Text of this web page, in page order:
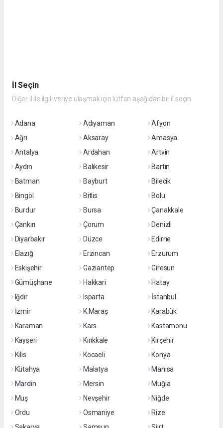
İl Seçin
Diğer il ile ilgili veriye ulaşmak için lütfen aşağıdan bir il seçin
Adana Adıyaman
Afyon
Ağrı
Aksaray
Amasya
Antalya
Ardahan
Artvin
Aydın
Balıkesir
Bartın
Batman
Bayburt
Bilecik
Bingöl
Bitlis
Bolu
Burdur
Bursa
Çanakkale
Çankırı
Çorum
Denizli
Diyarbakır
Düzce
Edirne
Elazığ
Erzincan
Erzurum
Eskişehir
Gaziantep
Giresun
Gümüşhane
Hakkari
Hatay
Iğdır
Isparta
İstanbul
İzmir
K.Maraş
Karabük
Karaman
Kars
Kastamonu
Kayseri
Kırıkkale
Kırşehir
Kilis
Kocaeli
Konya
Kütahya
Malatya
Manisa
Mardin
Mersin
Muğla
Muş
Nevşehir
Niğde
Ordu
Osmaniye
Rize